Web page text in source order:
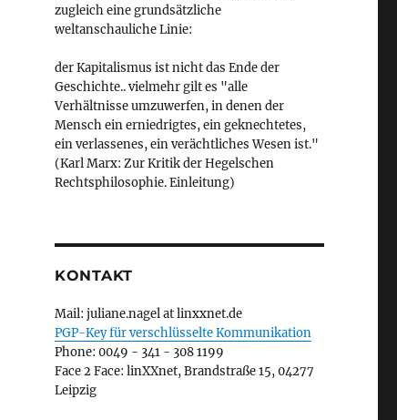
zugleich eine grundsätzliche
weltanschauliche Linie:
der Kapitalismus ist nicht das Ende der
Geschichte.. vielmehr gilt es "alle
Verhältnisse umzuwerfen, in denen der
Mensch ein erniedrigtes, ein geknechtetes,
ein verlassenes, ein verächtliches Wesen ist."
(Karl Marx: Zur Kritik der Hegelschen
Rechtsphilosophie. Einleitung)
KONTAKT
Mail: juliane.nagel at linxxnet.de
PGP-Key für verschlüsselte Kommunikation
Phone: 0049 - 341 - 308 1199
Face 2 Face: linXXnet, Brandstraße 15, 04277
Leipzig